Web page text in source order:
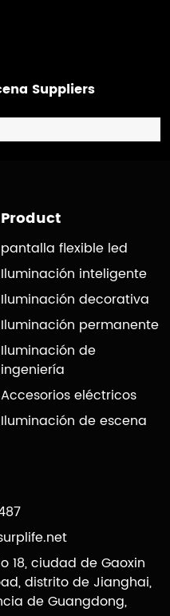
Suppliers
Product
pantalla flexible led
Iluminación inteligente
Iluminación decorativa
Iluminación permanente
Iluminación de
ingeniería
Accesorios eléctricos
Iluminación de escena
18, ciudad de Gaoxin
distrito de Jianghai,
de Guangdong,